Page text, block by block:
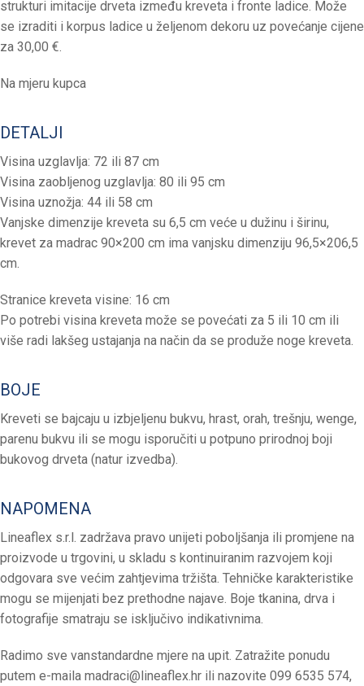
strukturi imitacije drveta između kreveta i fronte ladice. Može
se izraditi i korpus ladice u željenom dekoru uz povećanje cijene
za 30,00 €.
Na mjeru kupca
DETALJI
Visina uzglavlja: 72 ili 87 cm
Visina zaobljenog uzglavlja: 80 ili 95 cm
Visina uznožja: 44 ili 58 cm
Vanjske dimenzije kreveta su 6,5 cm veće u dužinu i širinu,
krevet za madrac 90×200 cm ima vanjsku dimenziju 96,5×206,5
cm.
Stranice kreveta visine: 16 cm
Po potrebi visina kreveta može se povećati za 5 ili 10 cm ili
više radi lakšeg ustajanja na način da se produže noge kreveta.
BOJE
Kreveti se bajcaju u izbjeljenu bukvu, hrast, orah, trešnju, wenge,
parenu bukvu ili se mogu isporučiti u potpuno prirodnoj boji
bukovog drveta (natur izvedba).
NAPOMENA
Lineaflex s.r.l. zadržava pravo unijeti poboljšanja ili promjene na
proizvode u trgovini, u skladu s kontinuiranim razvojem koji
odgovara sve većim zahtjevima tržišta. Tehničke karakteristike
mogu se mijenjati bez prethodne najave. Boje tkanina, drva i
fotografije smatraju se isključivo indikativnima.
Radimo sve vanstandardne mjere na upit. Zatražite ponudu
putem e-maila madraci@lineaflex.hr ili nazovite 099 6535 574,